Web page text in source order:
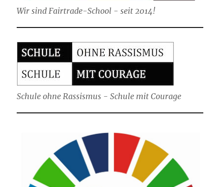
Wir sind Fairtrade-School - seit 2014!
Schule ohne Rassismus - Schule mit Courage